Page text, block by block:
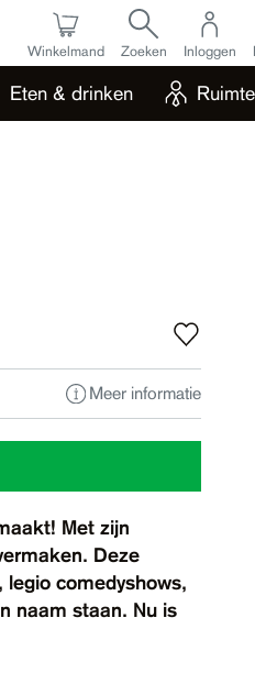
Eten & drinken
Winkelmand Zoeken Inloggen
Meer informatie
Met zijn
Deze
comedyshows,
naam staan. Nu is